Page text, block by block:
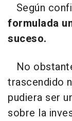
Según
formulada
suceso.
No
trascendido
pudiera ser
sobre la